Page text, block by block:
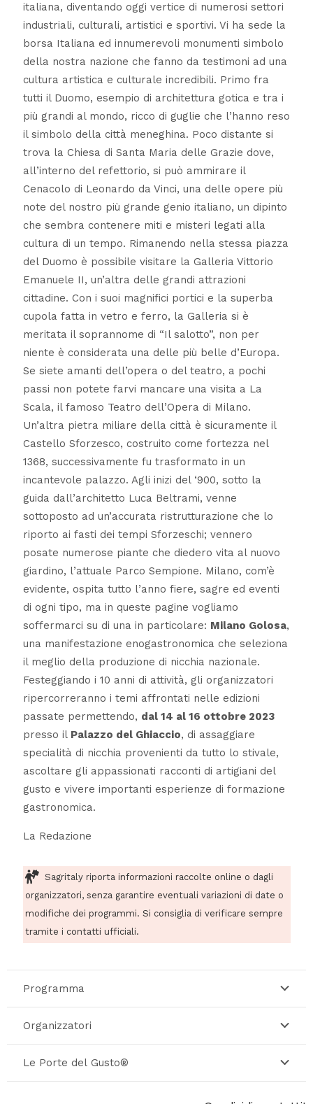
italiana, diventando oggi vertice di numerosi settori
industriali, culturali, artistici e sportivi. Vi ha sede la
borsa Italiana ed innumerevoli monumenti simbolo
della nostra nazione che fanno da testimoni ad una
cultura artistica e culturale incredibili. Primo fra
tutti il Duomo, esempio di architettura gotica e tra i
più grandi al mondo, ricco di guglie che l’hanno reso
il simbolo della città meneghina. Poco distante si
trova la Chiesa di Santa Maria delle Grazie dove,
all’interno del refettorio, si può ammirare il
Cenacolo di Leonardo da Vinci, una delle opere più
note del nostro più grande genio italiano, un dipinto
che sembra contenere miti e misteri legati alla
cultura di un tempo. Rimanendo nella stessa piazza
del Duomo è possibile visitare la Galleria Vittorio
Emanuele II, un’altra delle grandi attrazioni
cittadine. Con i suoi magnifici portici e la superba
cupola fatta in vetro e ferro, la Galleria si è
meritata il soprannome di “Il salotto”, non per
niente è considerata una delle più belle d’Europa.
Se siete amanti dell’opera o del teatro, a pochi
passi non potete farvi mancare una visita a La
Scala, il famoso Teatro dell’Opera di Milano.
Un’altra pietra miliare della città è sicuramente il
Castello Sforzesco, costruito come fortezza nel
1368, successivamente fu trasformato in un
incantevole palazzo. Agli inizi del ‘900, sotto la
guida dall’architetto Luca Beltrami, venne
sottoposto ad un’accurata ristrutturazione che lo
riporto ai fasti dei tempi Sforzeschi; vennero
posate numerose piante che diedero vita al nuovo
giardino, l’attuale Parco Sempione. Milano, com’è
evidente, ospita tutto l’anno fiere, sagre ed eventi
di ogni tipo, ma in queste pagine vogliamo
soffermarci su di una in particolare: Milano Golosa,
una manifestazione enogastronomica che seleziona
il meglio della produzione di nicchia nazionale.
Festeggiando i 10 anni di attività, gli organizzatori
ripercorreranno i temi affrontati nelle edizioni
passate permettendo, dal 14 al 16 ottobre 2023
presso il Palazzo del Ghiaccio, di assaggiare
specialità di nicchia provenienti da tutto lo stivale,
ascoltare gli appassionati racconti di artigiani del
gusto e vivere importanti esperienze di formazione
gastronomica.
La Redazione
Sagritaly riporta informazioni raccolte online o dagli
organizzatori, senza garantire eventuali variazioni di date o
modifiche dei programmi. Si consiglia di verificare sempre
tramite i contatti ufficiali.
Programma
Organizzatori
Le Porte del Gusto®